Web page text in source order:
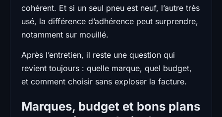
cohérent. Et si un seul pneu est neuf, l’autre très
usé, la différence d’adhérence peut surprendre,
notamment sur mouillé.
Après l’entretien, il reste une question qui
revient toujours : quelle marque, quel budget,
et comment choisir sans exploser la facture.
Marques, budget et bons plans